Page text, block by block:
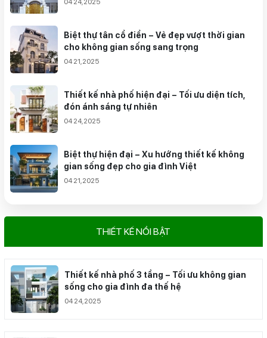
Biệt thự tân cổ điển – Vẻ đẹp vượt thời gian
cho không gian sống sang trọng
04 21,2025
Thiết kế nhà phố hiện đại – Tối ưu diện tích,
đón ánh sáng tự nhiên
04 24,2025
Biệt thự hiện đại – Xu hướng thiết kế không
gian sống đẹp cho gia đình Việt
04 21,2025
THIẾT KẾ NỔI BẬT
Thiết kế nhà phố 3 tầng – Tối ưu không gian
sống cho gia đình đa thế hệ
04 24,2025